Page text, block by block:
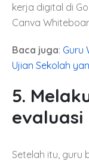
kerja digital di
Canva
Baca juga: Guru
Ujian Sekolah
5.
evaluasi
Setelah itu, guru